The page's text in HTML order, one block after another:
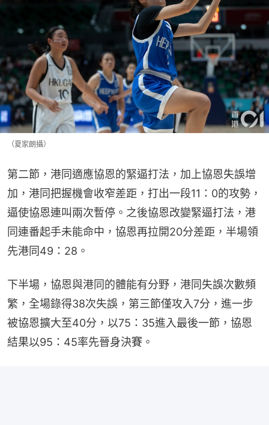
（夏家朗攝）
第二節，港同適應協恩的緊逼打法，加上協恩失誤增
加，港同把握機會收窄差距，打出一段11：0的攻勢，
逼使協恩連叫兩次暫停。之後協恩改變緊逼打法，港
同連番起手未能命中，協恩再拉開20分差距，半場領
先港同49：28。
下半場，協恩與港同的體能有分野，港同失誤次數頻
繁，全場錄得38次失誤，第三節僅攻入7分，進一步
被協恩擴大至40分，以75：35進入最後一節，協恩
結果以95：45率先晉身決賽。